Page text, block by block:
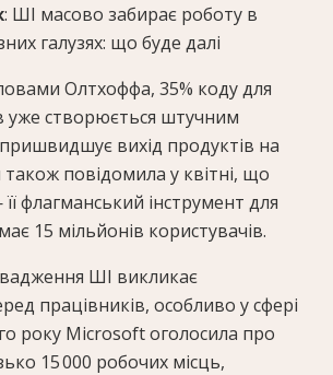
: ШІ масово забирає роботу в
галузях: що буде далі
Олтхоффа, 35% коду для
уже створюється штучним
вихід продуктів на
повідомила у квітні, що
флагманський інструмент для
15 мільйонів користувачів.
ШІ викликає
працівників, особливо у сфері
року Microsoft оголосила про
15 000 робочих місць,